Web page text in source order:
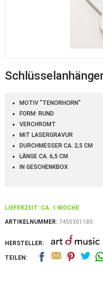
MOTIV "TENORHORN"
FORM: RUND
VERCHROMT
MIT LASERGRAVUR
DURCHMESSER CA. 2,5 CM
LÄNGE CA. 6,5 CM
IN GESCHENKBOX
LIEFERZEIT: CA. 1 WOCHE
ARTIKELNUMMER: 7450301180
HERSTELLER:
TEILEN: